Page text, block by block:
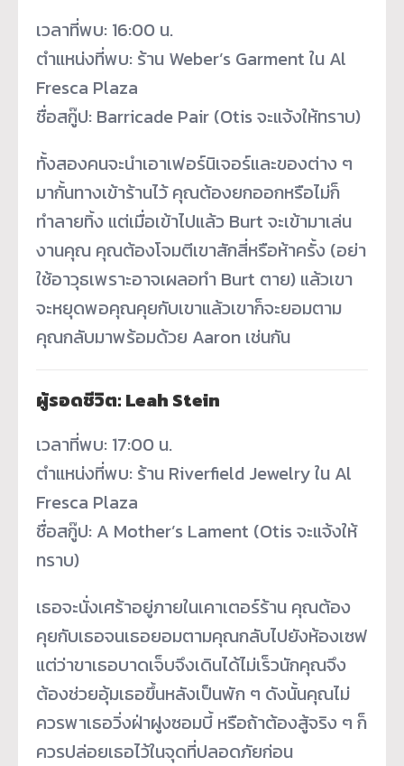
เวลาที่พบ: 16:00 น.
ตำแหน่งที่พบ: ร้าน Weber’s Garment ใน Al
Fresca Plaza
ชื่อสกู๊ป: Barricade Pair (Otis จะแจ้งให้ทราบ)
ทั้งสองคนจะนำเอาเฟอร์นิเจอร์และของต่าง ๆ
มากั้นทางเข้าร้านไว้ คุณต้องยกออกหรือไม่ก็
ทำลายทิ้ง แต่เมื่อเข้าไปแล้ว Burt จะเข้ามาเล่น
งานคุณ คุณต้องโจมตีเขาสักสี่หรือห้าครั้ง (อย่า
ใช้อาวุธเพราะอาจเผลอทำ Burt ตาย) แล้วเขา
จะหยุดพอคุณคุยกับเขาแล้วเขาก็จะยอมตาม
คุณกลับมาพร้อมด้วย Aaron เช่นกัน
ผู้รอดชีวิต: Leah Stein
เวลาที่พบ: 17:00 น.
ตำแหน่งที่พบ: ร้าน Riverfield Jewelry ใน Al
Fresca Plaza
ชื่อสกู๊ป: A Mother’s Lament (Otis จะแจ้งให้
ทราบ)
เธอจะนั่งเศร้าอยู่ภายในเคาเตอร์ร้าน คุณต้อง
คุยกับเธอจนเธอยอมตามคุณกลับไปยังห้องเซฟ
แต่ว่าขาเธอบาดเจ็บจึงเดินได้ไม่เร็วนักคุณจึง
ต้องช่วยอุ้มเธอขึ้นหลังเป็นพัก ๆ ดังนั้นคุณไม่
ควรพาเธอวิ่งฝ่าฝูงซอมบี้ หรือถ้าต้องสู้จริง ๆ ก็
ควรปล่อยเธอไว้ในจุดที่ปลอดภัยก่อน